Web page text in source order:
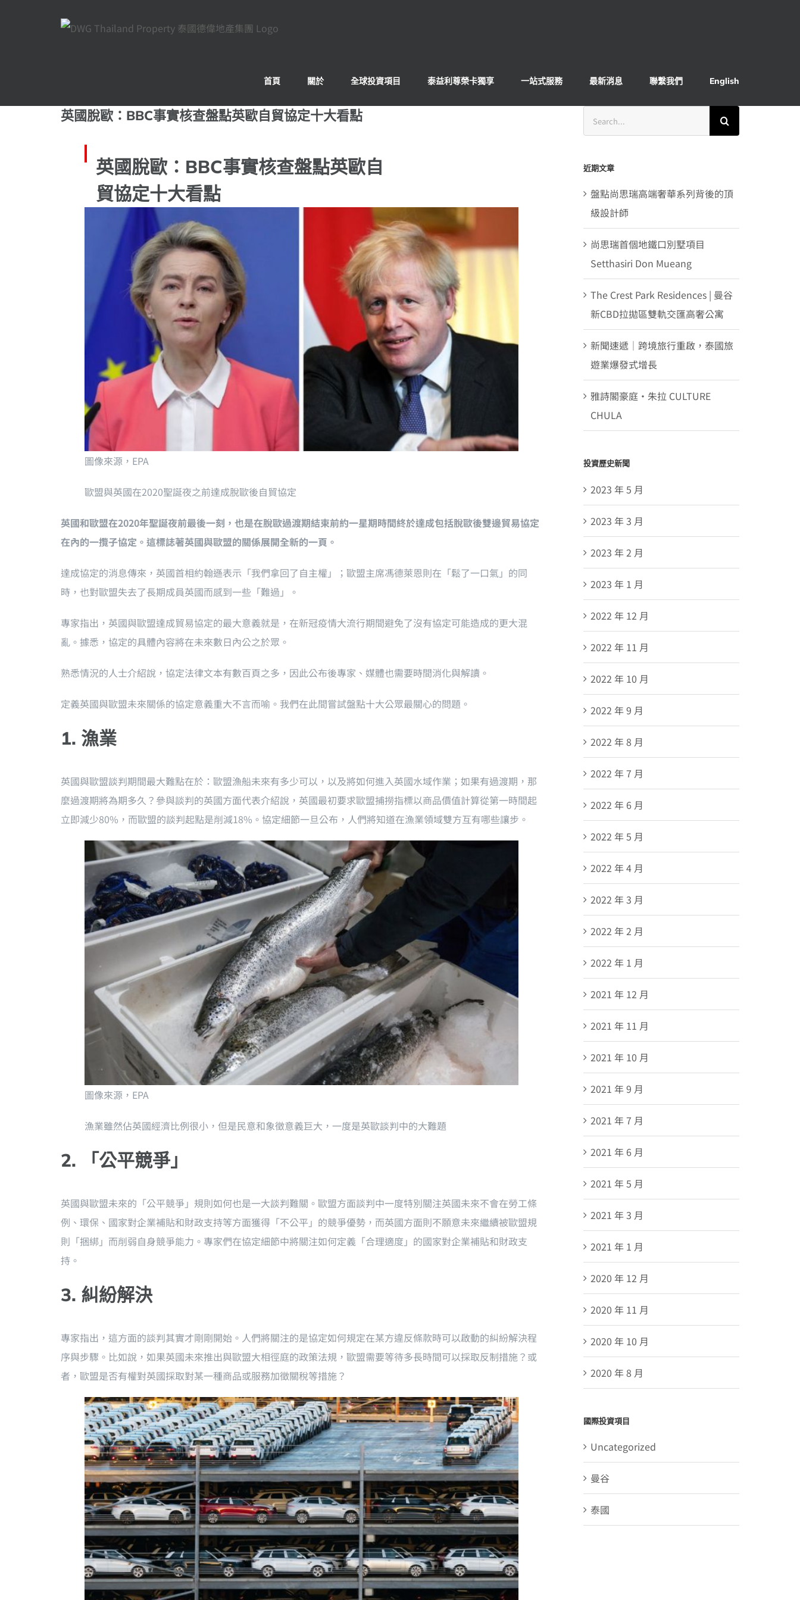
首頁 關於 全球投資項目 泰益利尊榮卡獨享 一站式服務 最新消息 聯繫我們 English
英國脫歐：BBC事實核查盤點英歐自貿協定十大看點
英國脫歐：BBC事實核查盤點英歐自
貿協定十大看點
圖像來源， EPA
歐盟與英國在2020聖誕夜之前達成脫歐後自貿協定
英國和歐盟在2020年聖誕夜前最後一刻，也是在脫歐過渡期結束前約一星期時間終於達成包括脫歐後雙邊貿易協定
在內的一攬子協定。這標誌著英國與歐盟的關係展開全新的一頁。
達成協定的消息傳來，英國首相約翰遜表示「我們拿回了自主權」；歐盟主席馮德萊恩則在「鬆了一口氣」的同
時，也對歐盟失去了長期成員英國而感到一些「難過」。
專家指出，英國與歐盟達成貿易協定的最大意義就是，在新冠疫情大流行期間避免了沒有協定可能造成的更大混
亂。據悉，協定的具體內容將在未來數日內公之於眾。
熟悉情況的人士介紹說，協定法律文本有數百頁之多，因此公布後專家、媒體也需要時間消化與解讀。
定義英國與歐盟未來關係的協定意義重大不言而喻。我們在此間嘗試盤點十大公眾最關心的問題。
1. 漁業
英國與歐盟談判期間最大難點在於：歐盟漁船未來有多少可以，以及將如何進入英國水域作業；如果有過渡期，那
麼過渡期將為期多久？參與談判的英國方面代表介紹說，英國最初要求歐盟捕撈指標以商品價值計算從第一時間起
立即減少80%，而歐盟的談判起點是削減18%。協定細節一旦公布，人們將知道在漁業領域雙方互有哪些讓步。
圖像來源， EPA
漁業雖然佔英國經濟比例很小，但是民意和象徵意義巨大，一度是英歐談判中的大難題
2. 「公平競爭」
英國與歐盟未來的「公平競爭」規則如何也是一大談判難關。歐盟方面談判中一度特別關注英國未來不會在勞工條
例、環保、國家對企業補貼和財政支持等方面獲得「不公平」的競爭優勢，而英國方面則不願意未來繼續被歐盟規
則「捆綁」而削弱自身競爭能力。專家們在協定細節中將關注如何定義「合理適度」的國家對企業補貼和財政支
持。
3. 糾紛解決
專家指出，這方面的談判其實才剛剛開始。人們將關注的是協定如何規定在某方違反條款時可以啟動的糾紛解決程
序與步驟。比如說，如果英國未來推出與歐盟大相徑庭的政策法規，歐盟需要等待多長時間可以採取反制措施？或
者，歐盟是否有權對英國採取對某一種商品或服務加徵關稅等措施？
Search
for:
近期文章
盤點尚思瑞高端奢華系列背後的頂
級設計師
尚思瑞首個地鐵口別墅項目
Setthasiri Don Mueang
The Crest Park Residences | 曼谷
新CBD拉拋區雙軌交匯高奢公寓
新聞速遞｜跨境旅行重啟，泰國旅
遊業爆發式增長
雅詩閣豪庭・朱拉 CULTURE
CHULA
投資歷史新聞
2023 年 5 月
2023 年 3 月
2023 年 2 月
2023 年 1 月
2022 年 12 月
2022 年 11 月
2022 年 10 月
2022 年 9 月
2022 年 8 月
2022 年 7 月
2022 年 6 月
2022 年 5 月
2022 年 4 月
2022 年 3 月
2022 年 2 月
2022 年 1 月
2021 年 12 月
2021 年 11 月
2021 年 10 月
2021 年 9 月
2021 年 7 月
2021 年 6 月
2021 年 5 月
2021 年 3 月
2021 年 1 月
2020 年 12 月
2020 年 11 月
2020 年 10 月
2020 年 8 月
國際投資項目
Uncategorized
曼谷
泰國